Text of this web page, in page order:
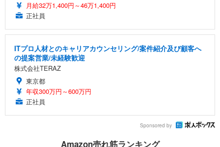
月給32万1,400円～46万1,400円
正社員
ITプロ人材とのキャリアカウンセリング/案件紹介及び顧客へ
の提案営業/未経験歓迎
株式会社TERAZ
東京都
年収300万円～600万円
正社員
Sponsored by
Amazon売れ筋ランキング